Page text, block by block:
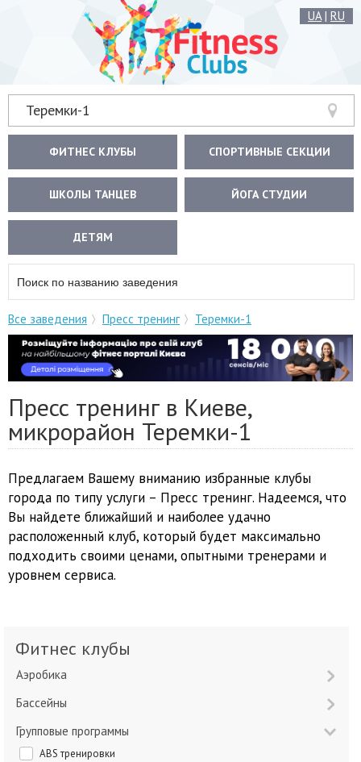
UA| RU
Теремки-1
ФИТНЕС КЛУБЫ СПОРТИВНЫЕ СЕКЦИИ
ШКОЛЫ ТАНЦЕВ ЙОГА СТУДИИ
ДЕТЯМ
Все заведения Пресс тренинг Теремки-1
Пресс тренинг в Киеве,
микрорайон Теремки-1
Предлагаем Вашему вниманию избранные клубы
города по типу услуги – Пресс тренинг. Надеемся, что
Вы найдете ближайший и наиболее удачно
расположенный клуб, который будет максимально
подходить своими ценами, опытными тренерами и
уровнем сервиса.
Фитнес клубы
Аэробика
Бассейны
Групповые программы
ABS тренировки